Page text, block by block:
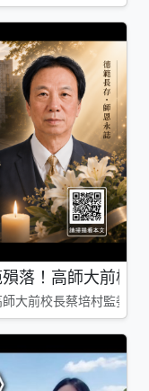
落！高師大前校
大前校長蔡培村監委